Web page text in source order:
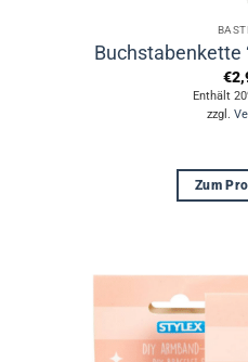
Buchstabenkette
€
Enthält
zzgl.
Zum